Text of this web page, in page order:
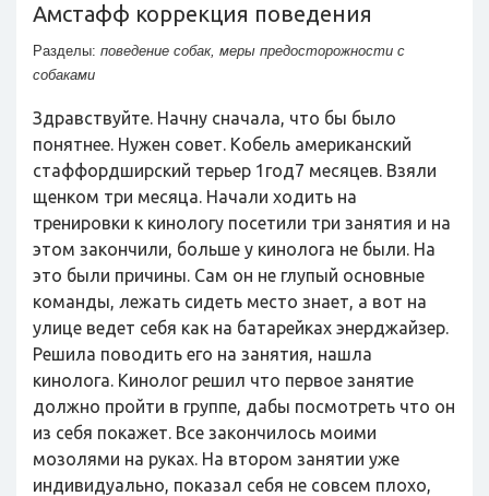
Амстафф коррекция поведения
Разделы: поведение собак, меры предосторожности с
собаками
Здравствуйте. Начну сначала, что бы было
понятнее. Нужен совет. Кобель американский
стаффордширский терьер 1год7 месяцев. Взяли
щенком три месяца. Начали ходить на
тренировки к кинологу посетили три занятия и на
этом закончили, больше у кинолога не были. На
это были причины. Сам он не глупый основные
команды, лежать сидеть место знает, а вот на
улице ведет себя как на батарейках энерджайзер.
Решила поводить его на занятия, нашла
кинолога. Кинолог решил что первое занятие
должно пройти в группе, дабы посмотреть что он
из себя покажет. Все закончилось моими
мозолями на руках. На втором занятии уже
индивидуально, показал себя не совсем плохо,